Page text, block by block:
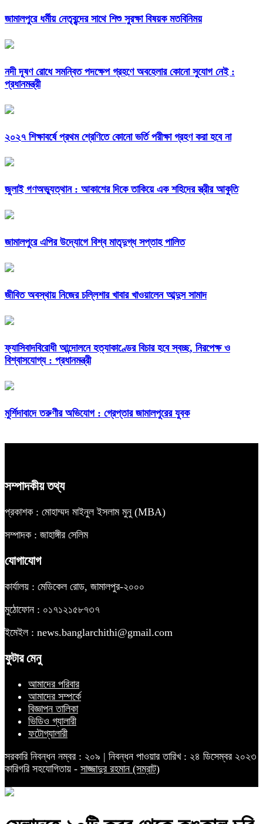
জামালপুরে ধর্মীয় নেতৃবৃন্দের সাথে শিশু সুরক্ষা বিষয়ক মতবিনিময়
নদী দূষণ রোধে সমন্বিত পদক্ষেপ গ্রহণে অবহেলার কোনো সুযোগ নেই :
প্রধানমন্ত্রী
২০২৭ শিক্ষাবর্ষে প্রথম শ্রেণিতে কোনো ভর্তি পরীক্ষা গ্রহণ করা হবে না
জুলাই গণঅভ্যুত্থান : আকাশের দিকে তাকিয়ে এক শহিদের স্ত্রীর আকুতি
জামালপুরে এপির উদ্যোগে বিশ্ব মাতৃদুগ্ধ সপ্তাহ পালিত
জীবিত অবস্থায় নিজের চল্লিশার খাবার খাওয়ালেন আব্দুস সামাদ
ফ্যাসিবাদবিরোধী আন্দোলনে হত্যাকাণ্ডের বিচার হবে স্বচ্ছ, নিরপেক্ষ ও
বিশ্বাসযোগ্য : প্রধানমন্ত্রী
মুর্শিদাবাদে তরুণীর অভিযোগ : গ্রেপ্তার জামালপুরের যুবক
সম্পাদকীয় তথ্য
প্রকাশক : মোহাম্মদ মাইনুল ইসলাম মুনু (MBA)
সম্পাদক : জাহাঙ্গীর সেলিম
যোগাযোগ
কার্যালয় : মেডিকেল রোড, জামালপুর-২০০০
মুঠোফোন : ০১৭১২১৫৮৭৩৭
ইমেইল : news.banglarchithi@gmail.com
ফুটার মেনু
আমাদের পরিবার
আমাদের সম্পর্কে
বিজ্ঞাপন তালিকা
ভিডিও গ্যালারী
ফটোগ্যালারী
সরকারি নিবন্ধন নম্বর : ২০৯ | নিবন্ধন পাওয়ার তারিখ : ২৪ ডিসেম্বর ২০২৩
কারিগরি সহযোগিতায় - সাজ্জাদুর রহমান (সম্রাট)